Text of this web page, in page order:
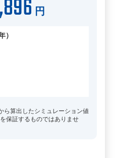
円
）
ら算出したシミュレーション値
保証するものではありませ